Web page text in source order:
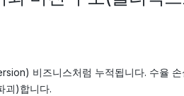
비즈니스처럼 누적됩니다. 수율
괴)합니다.